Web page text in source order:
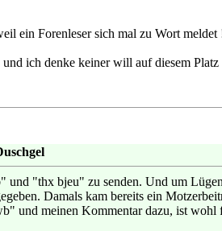
ein Forenleser sich mal zu Wort meldet
ich denke keiner will auf diesem
und "thx bjeu" zu senden. Und um
Damals kam bereits ein
und meinen Kommentar dazu, ist